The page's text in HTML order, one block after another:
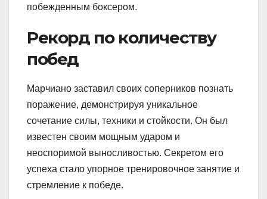
побежденным боксером.
Рекорд по количеству
побед
Марчиано заставил своих соперников познать
поражение, демонстрируя уникальное
сочетание силы, техники и стойкости. Он был
известен своим мощным ударом и
неоспоримой выносливостью. Секретом его
успеха стало упорное тренировочное занятие и
стремление к победе.